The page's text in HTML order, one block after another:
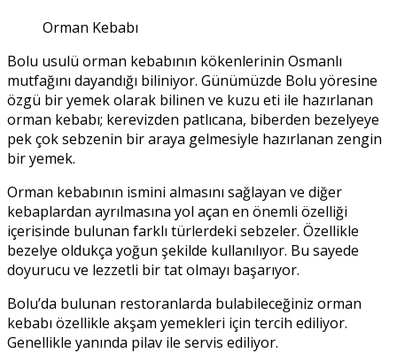
Orman Kebabı
Bolu usulü orman kebabının kökenlerinin Osmanlı
mutfağını dayandığı biliniyor. Günümüzde Bolu yöresine
özgü bir yemek olarak bilinen ve kuzu eti ile hazırlanan
orman kebabı; kerevizden patlıcana, biberden bezelyeye
pek çok sebzenin bir araya gelmesiyle hazırlanan zengin
bir yemek.
Orman kebabının ismini almasını sağlayan ve diğer
kebaplardan ayrılmasına yol açan en önemli özelliği
içerisinde bulunan farklı türlerdeki sebzeler. Özellikle
bezelye oldukça yoğun şekilde kullanılıyor. Bu sayede
doyurucu ve lezzetli bir tat olmayı başarıyor.
Bolu’da bulunan restoranlarda bulabileceğiniz orman
kebabı özellikle akşam yemekleri için tercih ediliyor.
Genellikle yanında pilav ile servis ediliyor.